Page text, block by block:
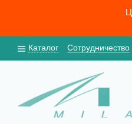
Каталог Сотрудничество